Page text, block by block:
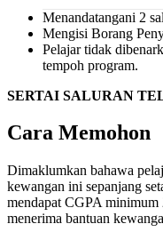
Menandatangani 2
Mengisi Borang
Pelajar tidak
tempoh program.
SERTAI SALURAN
Cara Memohon
Dimaklumkan bahawa
kewangan ini sepanjang
mendapat CGPA
menerima bantuan